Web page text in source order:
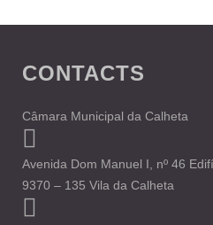
CONTACTS
Câmara Municipal da Calheta
Avenida Dom Manuel I, nº 46
9370 – 135 Vila da Calheta